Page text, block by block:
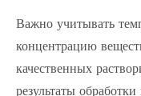
Важно учитывать
концентрацию
качественных
результаты